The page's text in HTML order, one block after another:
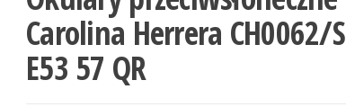
Carolina Herrera CH0062/S
E53 57 QR